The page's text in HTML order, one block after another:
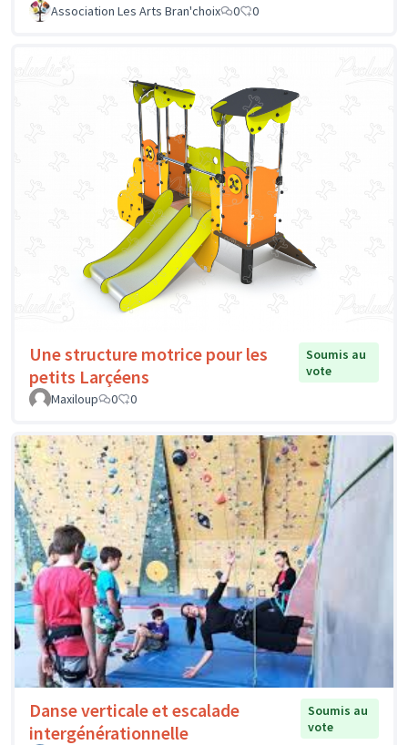
Association Les Arts Bran'choix
0 0
Une structure motrice pour les
petits Larçéens
Soumis au
vote
Maxiloup
0 0
Danse verticale et escalade
intergénérationnelle
Soumis au
vote